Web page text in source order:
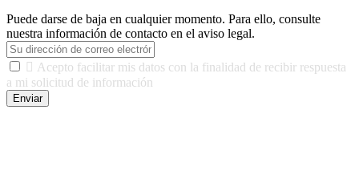
Puede darse de baja en cualquier momento. Para ello, consulte
nuestra información de contacto en el aviso legal.
 Acepto facilitar mis datos con la finalidad de recibir respuesta
a mi solicitud de información
Enviar